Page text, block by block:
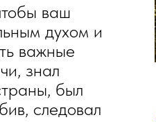
ваш
духом и
важные
знал
был
следовал